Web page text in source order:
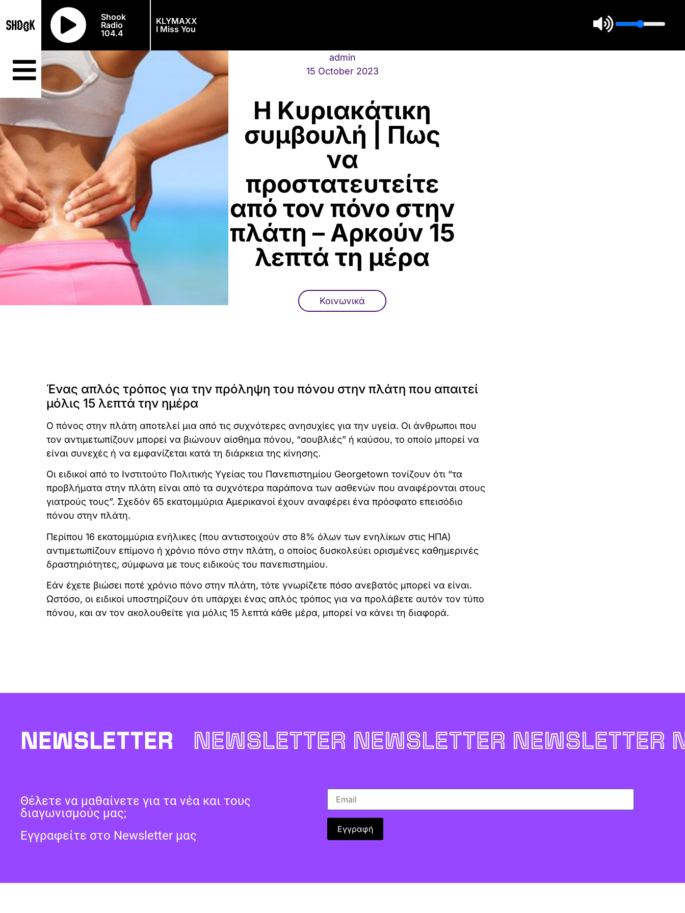
Shook
Radio
104.4
KLYMAXX
I Miss You
admin
15 October 2023
Η Κυριακάτικη
συμβουλή | Πως
να
προστατευτείτε
από τον πόνο στην
πλάτη – Αρκούν 15
λεπτά τη μέρα
Κοινωνικά
Ένας απλός τρόπος για την πρόληψη του πόνου στην πλάτη που απαιτεί
μόλις 15 λεπτά την ημέρα
Ο πόνος στην πλάτη αποτελεί μια από τις συχνότερες ανησυχίες για την υγεία. Οι άνθρωποι που
τον αντιμετωπίζουν μπορεί να βιώνουν αίσθημα πόνου, “σουβλιές” ή καύσου, το οποίο μπορεί να
είναι συνεχές ή να εμφανίζεται κατά τη διάρκεια της κίνησης.
Οι ειδικοί από το Ινστιτούτο Πολιτικής Υγείας του Πανεπιστημίου Georgetown τονίζουν ότι “τα
προβλήματα στην πλάτη είναι από τα συχνότερα παράπονα των ασθενών που αναφέρονται στους
γιατρούς τους”. Σχεδόν 65 εκατομμύρια Αμερικανοί έχουν αναφέρει ένα πρόσφατο επεισόδιο
πόνου στην πλάτη.
Περίπου 16 εκατομμύρια ενήλικες (που αντιστοιχούν στο 8% όλων των ενηλίκων στις ΗΠΑ)
αντιμετωπίζουν επίμονο ή χρόνιο πόνο στην πλάτη, ο οποίος δυσκολεύει ορισμένες καθημερινές
δραστηριότητες, σύμφωνα με τους ειδικούς του πανεπιστημίου.
Εάν έχετε βιώσει ποτέ χρόνιο πόνο στην πλάτη, τότε γνωρίζετε πόσο ανεβατός μπορεί να είναι.
Ωστόσο, οι ειδικοί υποστηρίζουν ότι υπάρχει ένας απλός τρόπος για να προλάβετε αυτόν τον τύπο
πόνου, και αν τον ακολουθείτε για μόλις 15 λεπτά κάθε μέρα, μπορεί να κάνει τη διαφορά.
NEWSLETTER NEWSLETTER NEWSLETTER NEWSLETTER
Θέλετε να μαθαίνετε για τα νέα και τους
διαγωνισμούς μας;
Εγγραφείτε στο Newsletter μας